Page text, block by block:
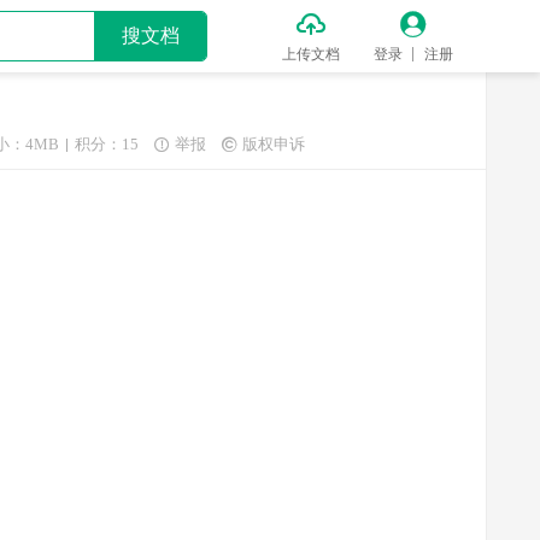
搜文档 
上传文档

登录 注册
：4MB 积分：15  举报  版权申诉